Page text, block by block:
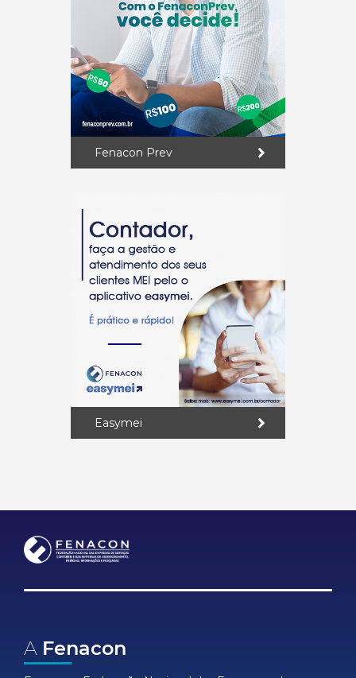
Fenacon Prev
Easymei
A Fenacon